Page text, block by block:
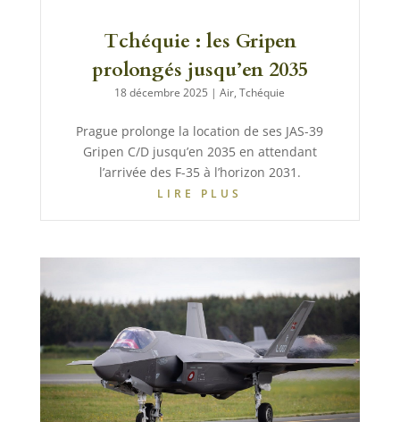
Tchéquie : les Gripen
prolongés jusqu’en 2035
18 décembre 2025 |Air,Tchéquie
Prague prolonge la location de ses JAS-39
Gripen C/D jusqu’en 2035 en attendant
l’arrivée des F-35 à l’horizon 2031.
LIRE PLUS